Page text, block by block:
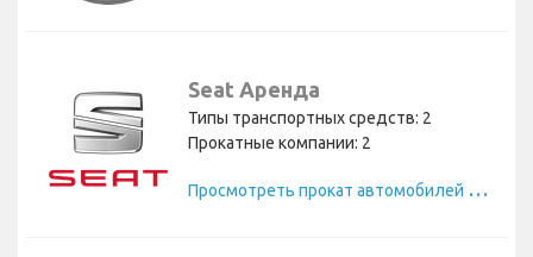
Seat Аренда
Типы транспортных средств: 2
Прокатные компании: 2
П
росмотреть прокат автомобилей Seat